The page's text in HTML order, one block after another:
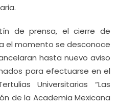
de prensa, el cierre de
el momento se desconoce
hasta nuevo aviso
para efectuarse en el
Universitarias “Las
de la Academia Mexicana